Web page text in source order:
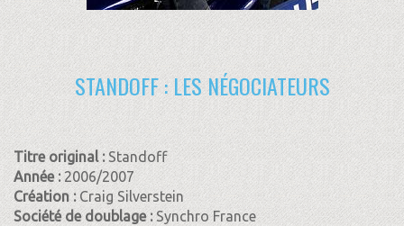
STANDOFF : LES NÉGOCIATEURS
Titre original : Standoff
Année :2006/2007
Création :Craig Silverstein
Société de doublage :Synchro France